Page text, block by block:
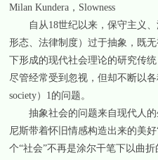
Milan Kundera，Slowness
自从18世纪以来，保守主义、
形态、法律制度）过于抽象，既
下形成的现代社会理论的研究传
尽管经常受到忽视，但却不断以
society）1的问题。
抽象社会的问题来自现代人的
尼斯带着怀旧情感构造出来的美
个“社会”不再是涂尔干笔下以曲